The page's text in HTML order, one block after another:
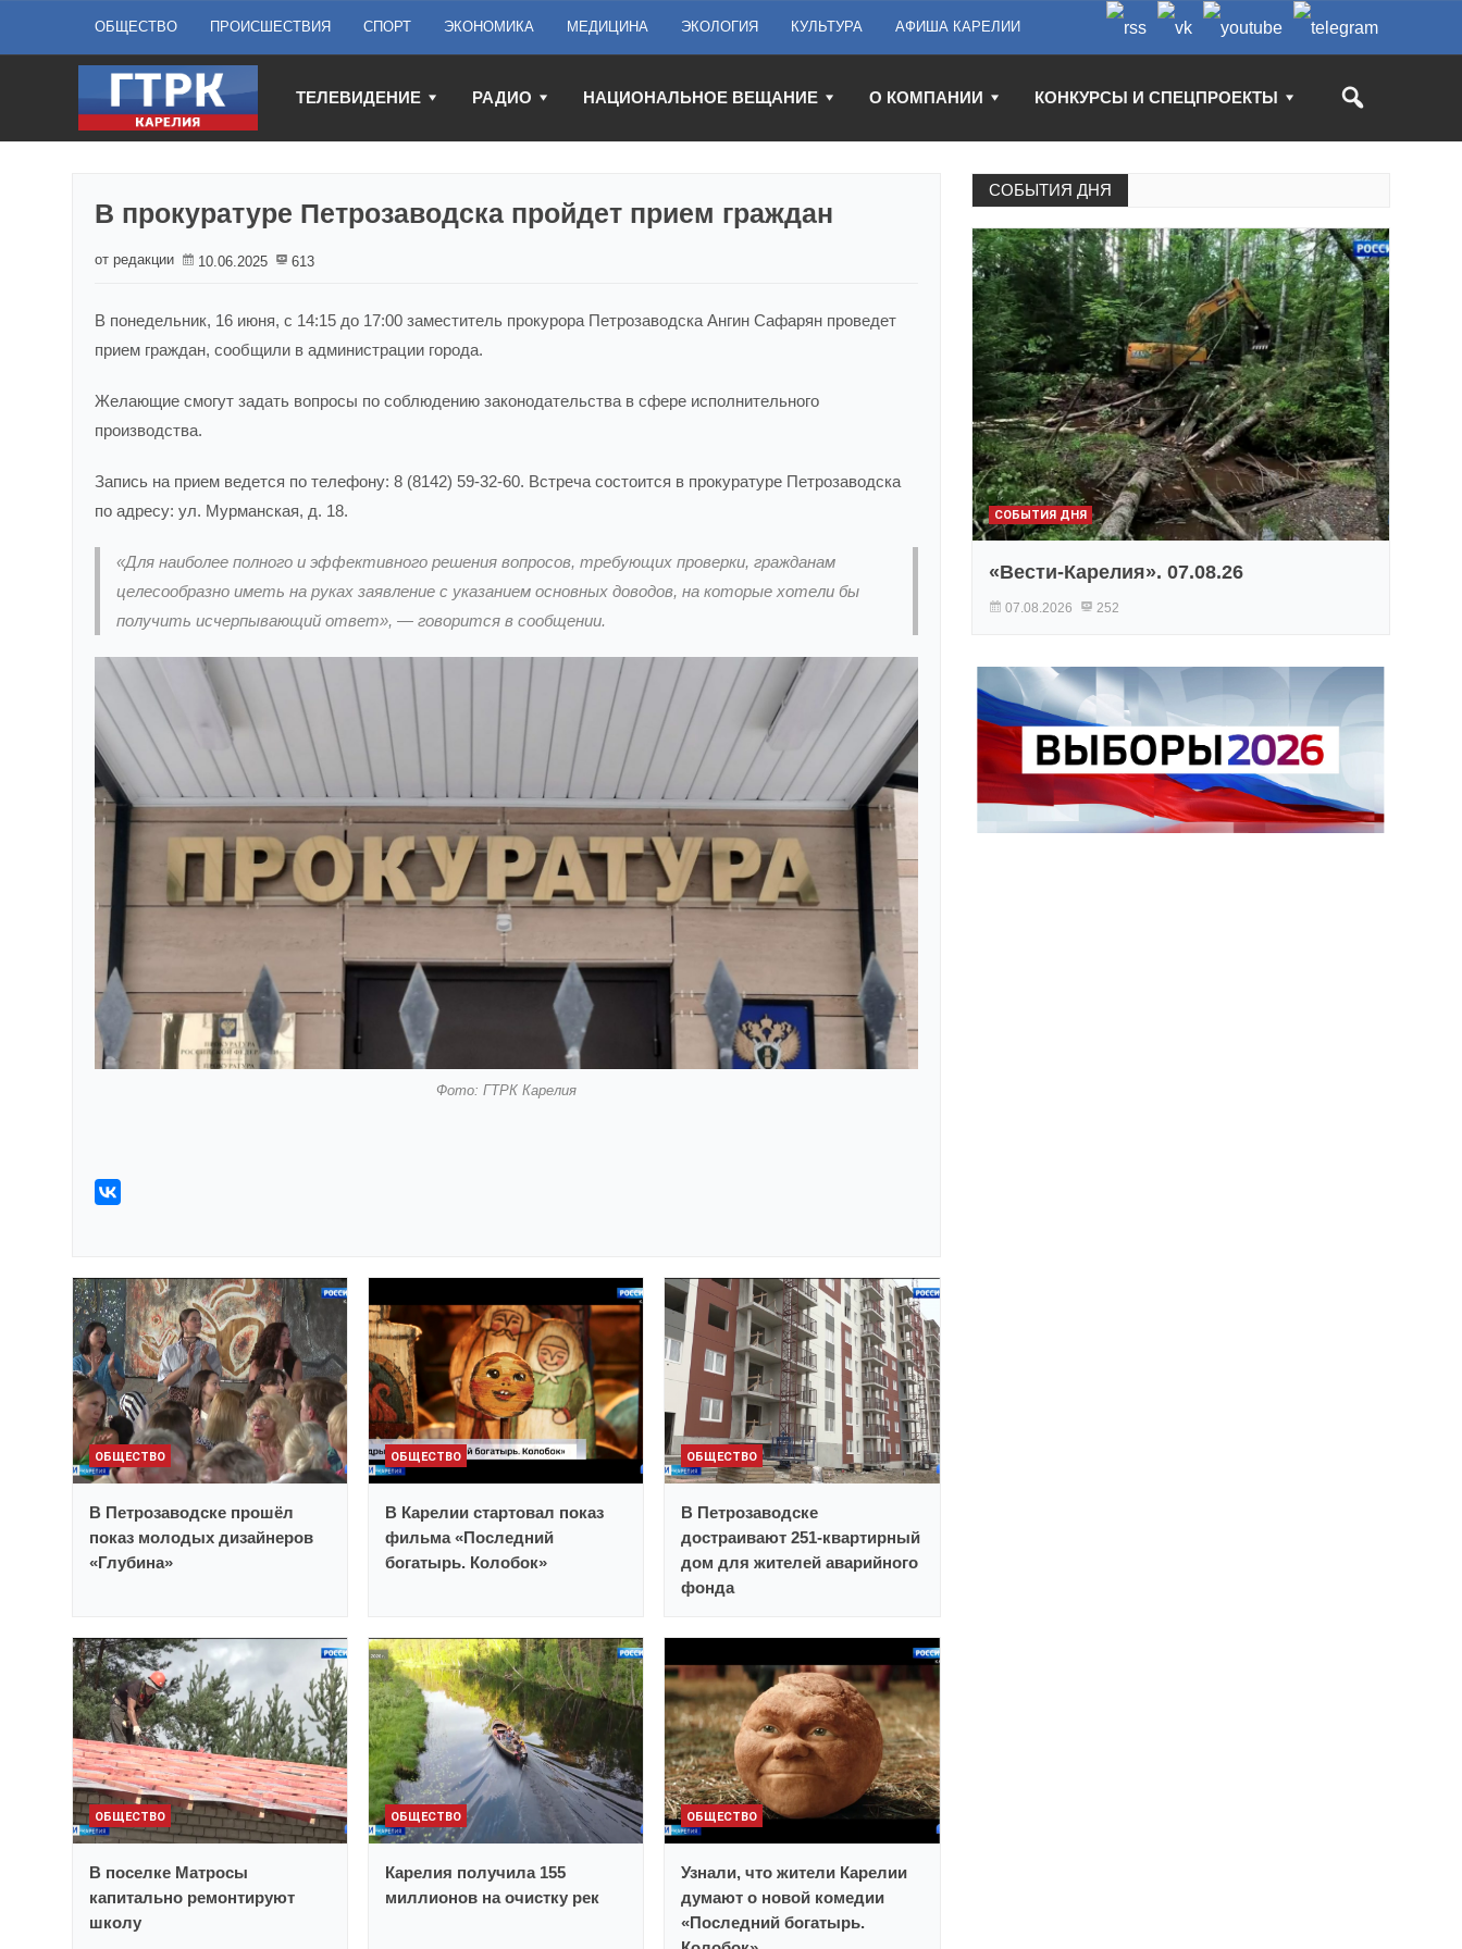
ОБЩЕСТВО ПРОИСШЕСТВИЯ СПОРТ ЭКОНОМИКА МЕДИЦИНА ЭКОЛОГИЯ КУЛЬТУРА АФИША КАРЕЛИИ
ТЕЛЕВИДЕНИЕ РАДИО НАЦИОНАЛЬНОЕ ВЕЩАНИЕ О КОМПАНИИ КОНКУРСЫ И СПЕЦПРОЕКТЫ
В прокуратуре Петрозаводска пройдет прием граждан
от редакции 10.06.2025 613
В понедельник, 16 июня, с 14:15 до 17:00 заместитель прокурора Петрозаводска Ангин Сафарян проведет
прием граждан, сообщили в администрации города.
Желающие смогут задать вопросы по соблюдению законодательства в сфере исполнительного
производства.
Запись на прием ведется по телефону: 8 (8142) 59-32-60. Встреча состоится в прокуратуре Петрозаводска
по адресу: ул. Мурманская, д. 18.
«Для наиболее полного и эффективного решения вопросов, требующих проверки, гражданам
целесообразно иметь на руках заявление с указанием основных доводов, на которые хотели бы
получить исчерпывающий ответ», — говорится в сообщении.
Фото: ГТРК Карелия
ОБЩЕСТВО
В Петрозаводске прошёл
показ молодых дизайнеров
«Глубина»
ОБЩЕСТВО
В Карелии стартовал показ
фильма «Последний
богатырь. Колобок»
ОБЩЕСТВО
В Петрозаводске
достраивают 251-квартирный
дом для жителей аварийного
фонда
ОБЩЕСТВО
В поселке Матросы
капитально ремонтируют
школу
ОБЩЕСТВО
Карелия получила 155
миллионов на очистку рек
ОБЩЕСТВО
Узнали, что жители Карелии
думают о новой комедии
«Последний богатырь.
СОБЫТИЯ ДНЯ
СОБЫТИЯ ДНЯ
«Вести-Карелия». 07.08.26
07.08.2026 252